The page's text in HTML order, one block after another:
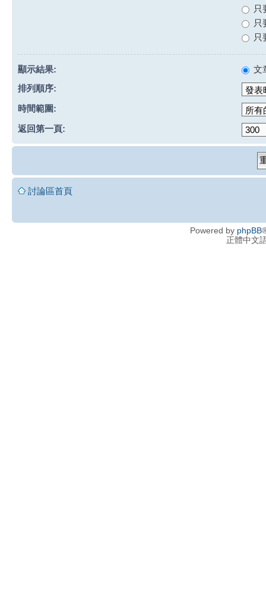
只
只
只
顯示結果:
文
排列順序:
時間範圍:
返回第一頁:
討論區首頁
Powered by phpBB
正體中文